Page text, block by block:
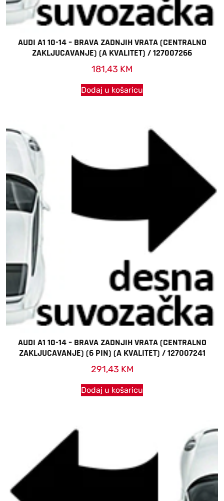
AUDI A1 10-14 – BRAVA ZADNJIH VRATA (CENTRALNO
ZAKLJUCAVANJE) (A KVALITET) / 127007266
181,43 KM
Dodaj u košaricu
AUDI A1 10-14 – BRAVA ZADNJIH VRATA (CENTRALNO
ZAKLJUCAVANJE) (6 PIN) (A KVALITET) / 127007241
291,43 KM
Dodaj u košaricu